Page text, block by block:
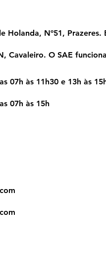
Holanda, Nº51,
Cavaleiro. O SAE
07h às 11h30 e 13h às
07h às 15h